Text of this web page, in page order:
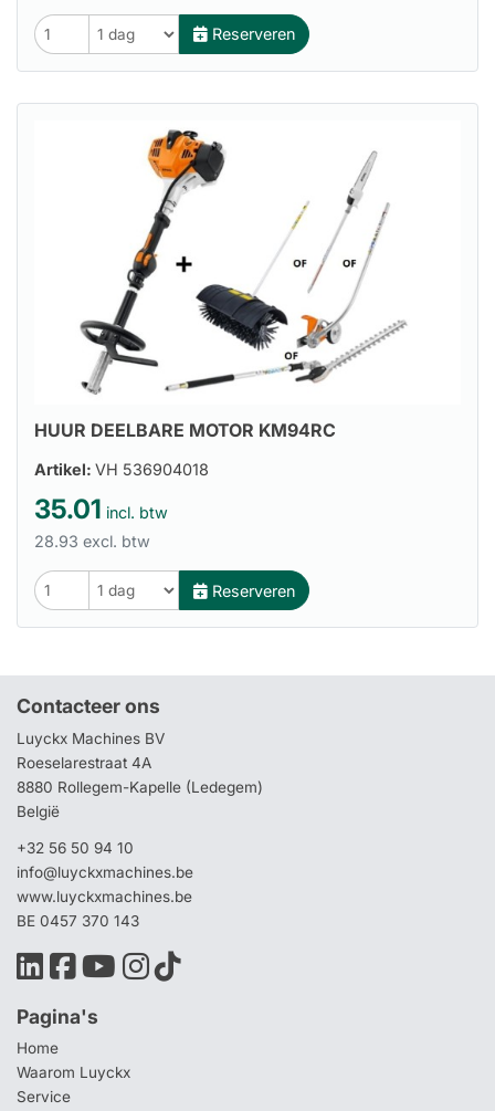
Reserveren
HUUR DEELBARE MOTOR KM94RC
Artikel: VH 536904018
35.01 incl. btw
28.93 excl. btw
Reserveren
Contacteer ons
Luyckx Machines BV
Roeselarestraat 4A
8880 Rollegem-Kapelle (Ledegem)
België
+32 56 50 94 10
info@luyckxmachines.be
www.luyckxmachines.be
BE 0457 370 143
Pagina's
Home
Waarom Luyckx
Service